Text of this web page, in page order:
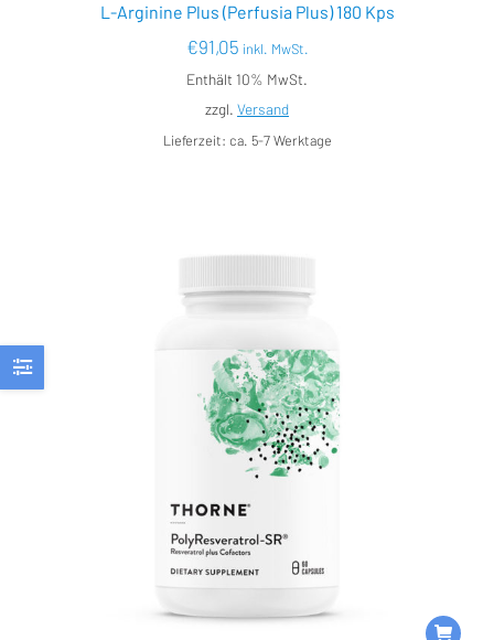
L-Arginine Plus (Perfusia Plus) 180 Kps
€91,05 inkl. MwSt.
Enthält 10% MwSt.
zzgl. Versand
Lieferzeit: ca. 5-7 Werktage